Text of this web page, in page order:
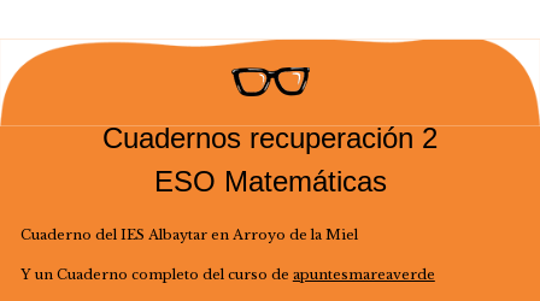
Cuadernos recuperación 2
ESO Matemáticas
Cuaderno del IES Albaytar en Arroyo de la Miel
Y un Cuaderno completo del curso de apuntesmareaverde